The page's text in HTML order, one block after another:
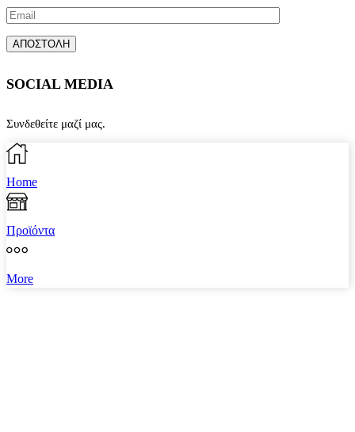
SOCIAL MEDIA
Συνδεθείτε μαζί μας.
Facebook
Instagram
Home
Προϊόντα
More